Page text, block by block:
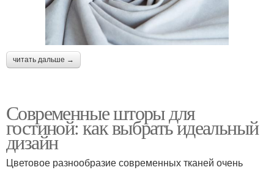
читать дальше →
Современные шторы для
гостиной: как выбрать идеальный
дизайн
Цветовое разнообразие современных тканей очень